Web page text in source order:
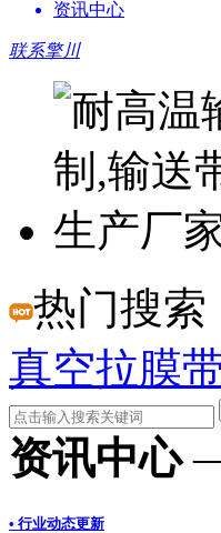
资讯中心
联系擎川
热门搜索
真空拉膜
资讯中心
• 行业动态更新